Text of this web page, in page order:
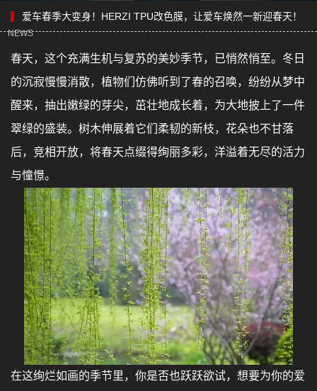
爱车春季大变身！HERZI TPU改色膜，让爱车焕然一新迎春天！
NEWS
春天，这个充满生机与复苏的美妙季节，已悄然悄至。冬日
的沉寂慢慢消散，植物们仿佛听到了春的召唤，纷纷从梦中
醒来，抽出嫩绿的芽尖，茁壮地成长着，为大地披上了一件
翠绿的盛装。树木伸展着它们柔韧的新枝，花朵也不甘落
后，竞相开放，将春天点缀得绚丽多彩，洋溢着无尽的活力
与憧憬。
在这绚烂如画的季节里，你是否也跃跃欲试，想要为你的爱